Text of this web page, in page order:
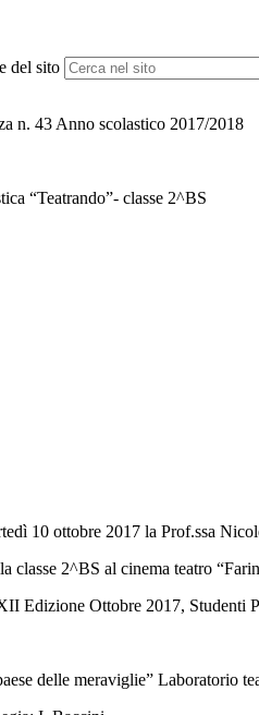
del sito
n. 43 Anno scolastico 2017/2018
“Teatrando”- classe 2^BS
10 ottobre 2017 la Prof.ssa
classe 2^BS al cinema teatro
Edizione Ottobre 2017, Studenti
delle meraviglie” Laboratorio